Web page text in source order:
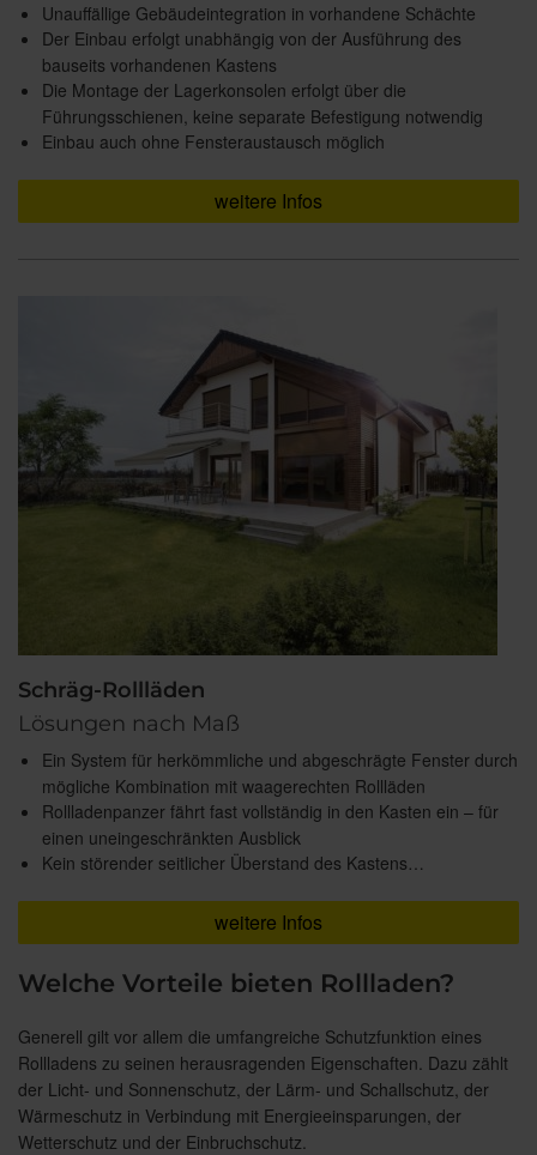
Unauffällige Gebäudeintegration in vorhandene Schächte
Der Einbau erfolgt unabhängig von der Ausführung des
bauseits vorhandenen Kastens
Die Montage der Lagerkonsolen erfolgt über die
Führungsschienen, keine separate Befestigung notwendig
Einbau auch ohne Fensteraustausch möglich
weitere Infos
Schräg-Rollläden
Lösungen nach Maß
Ein System für herkömmliche und abgeschrägte Fenster durch
mögliche Kombination mit waagerechten Rollläden
Rollladenpanzer fährt fast vollständig in den Kasten ein – für
einen uneingeschränkten Ausblick
Kein störender seitlicher Überstand des Kastens…
weitere Infos
Welche Vorteile bieten Rollladen?
Generell gilt vor allem die umfangreiche Schutzfunktion eines
Rollladens zu seinen herausragenden Eigenschaften. Dazu zählt
der Licht- und Sonnenschutz, der Lärm- und Schallschutz, der
Wärmeschutz in Verbindung mit Energieeinsparungen, der
Wetterschutz und der Einbruchschutz.